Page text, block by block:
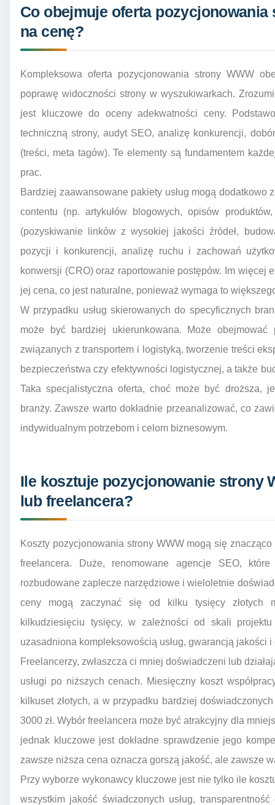
Co obejmuje oferta pozycjonowania
na cenę?
Kompleksowa oferta pozycjonowania strony WWW
poprawę widoczności strony w wyszukiwarkach.
jest kluczowe do oceny adekwatności ceny.
techniczną strony, audyt SEO, analizę konkurencji,
(treści, meta tagów). Te elementy są fundamentem
prac.
Bardziej zaawansowane pakiety usług mogą
contentu (np. artykułów blogowych, opisów
(pozyskiwanie linków z wysokiej jakości źródeł,
pozycji i konkurencji, analizę ruchu i zachowań
konwersji (CRO) oraz raportowanie postępów. Im więcej
jej cena, co jest naturalne, ponieważ wymaga to
W przypadku usług skierowanych do specyficznych
może być bardziej ukierunkowana. Może
związanych z transportem i logistyką, tworzenie treści
bezpieczeństwa czy efektywności logistycznej, a także
Taka specjalistyczna oferta, choć może być droższa,
branży. Zawsze warto dokładnie przeanalizować, co
indywidualnym potrzebom i celom biznesowym.
Ile kosztuje pozycjonowanie strony
lub freelancera?
Koszty pozycjonowania strony WWW mogą się
freelancera. Duże, renomowane agencje SEO,
rozbudowane zaplecze narzędziowe i wieloletnie
ceny mogą zaczynać się od kilku tysięcy złotych
kilkudziesięciu tysięcy, w zależności od skali
uzasadniona kompleksowością usług, gwarancją jakości i
Freelancerzy, zwłaszcza ci mniej doświadczeni lub
usługi po niższych cenach. Miesięczny koszt
kilkuset złotych, a w przypadku bardziej
3000 zł. Wybór freelancera może być atrakcyjny dla
jednak kluczowe jest dokładne sprawdzenie jego
zawsze niższa cena oznacza gorszą jakość, ale zawsze
Przy wyborze wykonawcy kluczowe jest nie tylko ile
wszystkim jakość świadczonych usług,